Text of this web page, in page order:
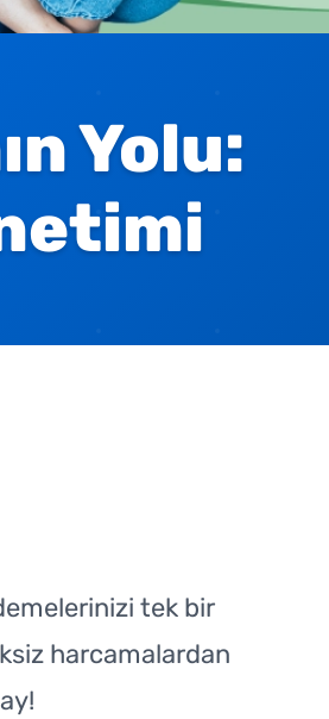
Yolu:
tek bir
harcamalardan